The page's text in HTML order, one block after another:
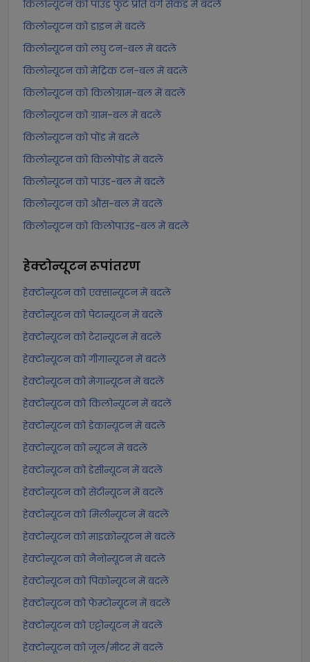
किलोन्यूटन को पाउंड फुट प्रति वर्ग सेकंड में बदलें
किलोन्यूटन को डाइन में बदलें
किलोन्यूटन को लघु टन-बल में बदलें
किलोन्यूटन को मेट्रिक टन-बल में बदलें
किलोन्यूटन को किलोग्राम-बल में बदलें
किलोन्यूटन को ग्राम-बल में बदलें
किलोन्यूटन को पोंड में बदलें
किलोन्यूटन को किलोपोंड में बदलें
किलोन्यूटन को पाउंड-बल में बदलें
किलोन्यूटन को औंस-बल में बदलें
किलोन्यूटन को किलोपाउंड-बल में बदलें
हेक्टोन्यूटनरूपांतरण
हेक्टोन्यूटन को एक्सान्यूटन में बदलें
हेक्टोन्यूटन को पेटान्यूटन में बदलें
हेक्टोन्यूटन को टेरान्यूटन में बदलें
हेक्टोन्यूटन को गीगान्यूटन में बदलें
हेक्टोन्यूटन को मेगान्यूटन में बदलें
हेक्टोन्यूटन को किलोन्यूटन में बदलें
हेक्टोन्यूटन को डेकान्यूटन में बदलें
हेक्टोन्यूटन को न्यूटन में बदलें
हेक्टोन्यूटन को डेसीन्यूटन में बदलें
हेक्टोन्यूटन को सेंटीन्यूटन में बदलें
हेक्टोन्यूटन को मिलीन्यूटन में बदलें
हेक्टोन्यूटन को माइक्रोन्यूटन में बदलें
हेक्टोन्यूटन को नैनोन्यूटन में बदलें
हेक्टोन्यूटन को पिकोन्यूटन में बदलें
हेक्टोन्यूटन को फेम्टोन्यूटन में बदलें
हेक्टोन्यूटन को एट्टोन्यूटन में बदलें
हेक्टोन्यूटन को जूल/मीटर में बदलें